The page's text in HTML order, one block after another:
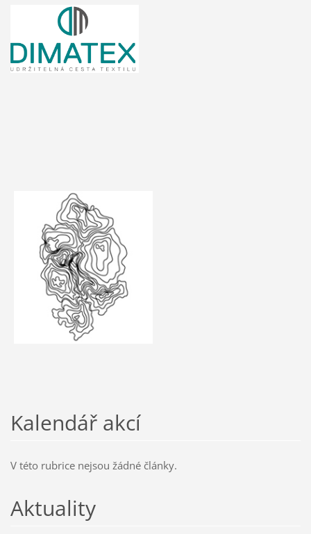
Kalendář akcí
V této rubrice nejsou žádné články.
Aktuality